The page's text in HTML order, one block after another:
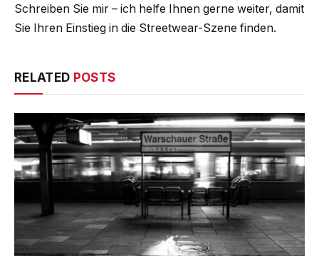
Schreiben Sie mir – ich helfe Ihnen gerne weiter, damit
Sie Ihren Einstieg in die Streetwear-Szene finden.
RELATED POSTS